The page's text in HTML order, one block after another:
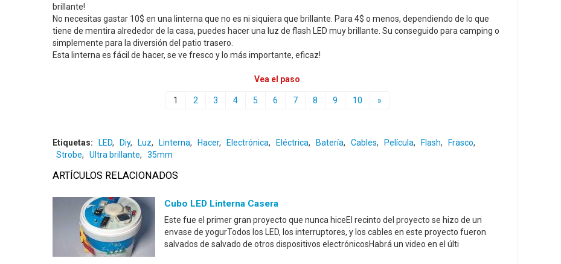
brillante!
No necesitas gastar 10$ en una linterna que no es ni siquiera que brillante. Para 4$ o menos, dependiendo de lo que
tiene de mentira alrededor de la casa, puedes hacer una luz de flash LED muy brillante. Su conseguido para camping o
simplemente para la diversión del patio trasero.
Esta linterna es fácil de hacer, se ve fresco y lo más importante, eficaz!
Vea el paso
1 2 3 4 5 6 7 8 9 10 »
Etiquetas: LED, Diy, Luz, Linterna, Hacer, Electrónica, Eléctrica, Batería, Cables, Película, Flash, Frasco,
Strobe, Ultra brillante, 35mm
ARTÍCULOS RELACIONADOS
Cubo LED Linterna Casera
Este fue el primer gran proyecto que nunca hiceEl recinto del proyecto se hizo de un
envase de yogurTodos los LED, los interruptores, y los cables en este proyecto fueron
salvados de salvado de otros dispositivos electrónicosHabrá un video en el últi